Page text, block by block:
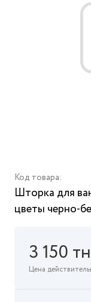
Код товара:
Шторка для
цветы черно-
3 150
Цена